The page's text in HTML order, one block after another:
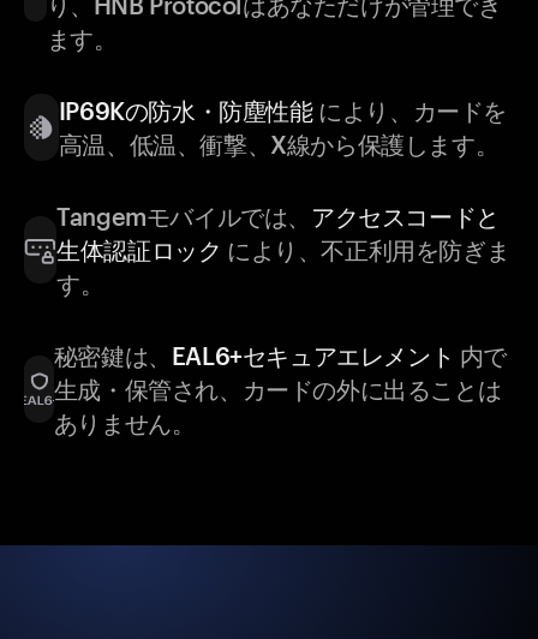
ます。
IP69Kの防水・防塵性能により、カードを
高温、低温、衝撃、X線から保護します。
Tangemモバイルでは、 アクセスコードと
生体認証ロック により、不正利用を防ぎま
す。
秘密鍵は、 EAL6+セキュアエレメント 内で
生成・保管され、カードの外に出ることは
ありません。